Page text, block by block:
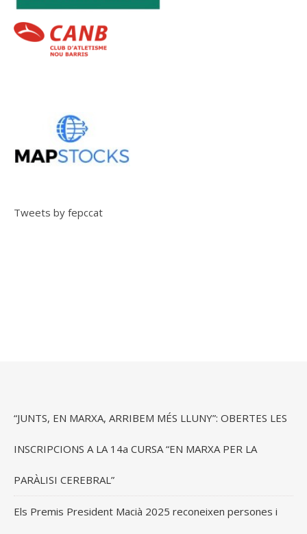
Tweets by fepccat
“JUNTS, EN MARXA, ARRIBEM MÉS LLUNY”: OBERTES LES
INSCRIPCIONS A LA 14a CURSA “EN MARXA PER LA
PARÀLISI CEREBRAL”
Els Premis President Macià 2025 reconeixen persones i